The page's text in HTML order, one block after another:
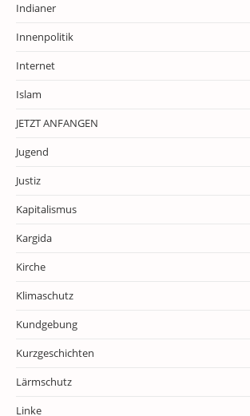
Indianer
Innenpolitik
Internet
Islam
JETZT ANFANGEN
Jugend
Justiz
Kapitalismus
Kargida
Kirche
Klimaschutz
Kundgebung
Kurzgeschichten
Lärmschutz
Linke